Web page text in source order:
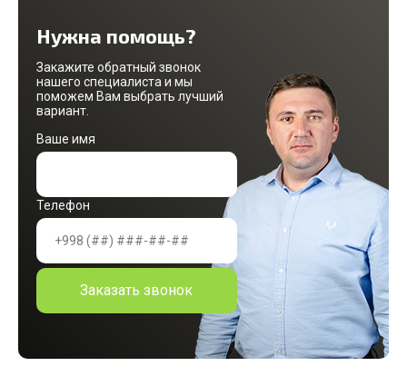
Нужна помощь?
Закажите обратный звонок
нашего специалиста и мы
поможем Вам выбрать лучший
вариант.
Ваше имя
Телефон
Заказать звонок